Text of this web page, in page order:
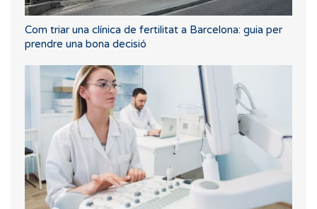
Com triar una clínica de fertilitat a Barcelona: guia per
prendre una bona decisió